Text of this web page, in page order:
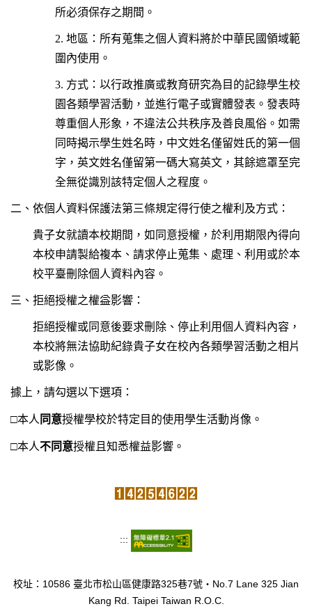
所必須保存之期間。
2. 地區：所有蒐集之個人資料將於中華民國領域範
圍內使用。
3. 方式：以行政推廣或教育研究為目的記錄學生校
園各類學習活動，並進行電子或實體發表。發表時
尊重個人形象，不違法公共秩序及善良風俗。如需
同時揭示學生姓名時，中文姓名僅留姓氏的第一個
字，英文姓名僅留第一碼大寫英文，其餘遮罩至完
全無從識別該特定個人之程度。
二、依個人資料保護法第三條規定得行使之權利及方式：
貴子女就讀本校期間，如同意授權，於利用期限內得向
本校申請製給複本、請求停止蒐集、處理、利用或於本
校平臺刪除個人資料內容。
三、拒絕授權之權益影響：
拒絕授權或同意後要求刪除、停止利用個人資料內容，
本校將無法協助紀錄貴子女在校內各類學習活動之相片
或影像。
據上，請勾選以下選項：
□本人 同意授權學校於特定目的使用學生活動肖像。
□本人不同意授權且知悉權益影響。
:::
校址：10586 臺北市松山區健康路325巷7號‧No.7 Lane 325 Jian
Kang Rd. Taipei Taiwan R.O.C.